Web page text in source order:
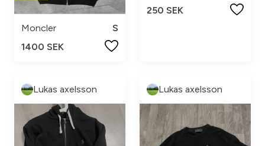
Moncler
S
1400 SEK
250 SEK
Lukas axelsson Lukas axelsson